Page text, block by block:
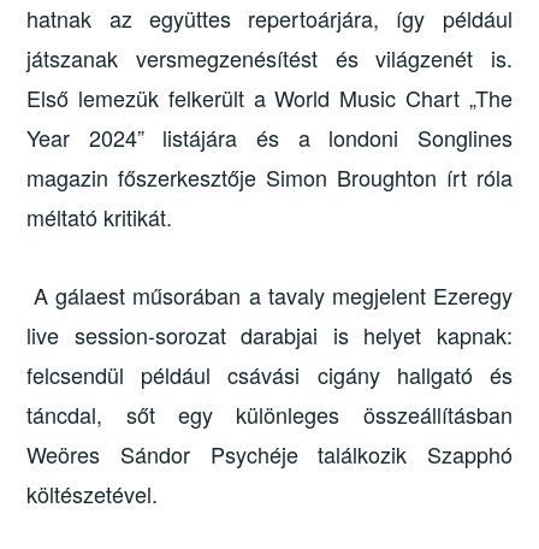
hatnak az együttes repertoárjára, így például
játszanak versmegzenésítést és világzenét is.
Első lemezük felkerült a World Music Chart „The
Year 2024” listájára és a londoni Songlines
magazin főszerkesztője Simon Broughton írt róla
méltató kritikát.
A gálaest műsorában a tavaly megjelent Ezeregy
live session-sorozat darabjai is helyet kapnak:
felcsendül például csávási cigány hallgató és
táncdal, sőt egy különleges összeállításban
Weöres Sándor Psychéje találkozik Szapphó
költészetével.